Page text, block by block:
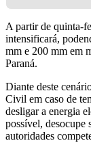
A partir de quinta-
intensificará,
mm e 200 mm em
Paraná.
Diante deste
Civil em caso de
desligar a energia
possível, desocupe
autoridades